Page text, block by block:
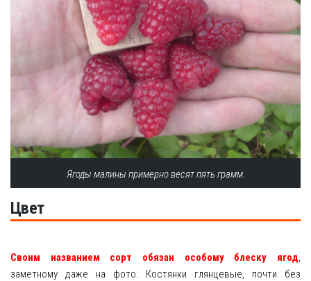
Ягоды малины примерно весят пять грамм.
Цвет
Своим названием сорт обязан особому блеску ягод
заметному даже на фото. Костянки глянцевые, почти без